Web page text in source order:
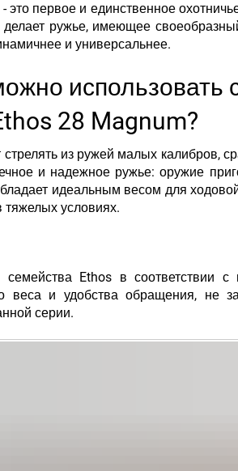
-это первое и единственное
делает ружье, имеющее
и универсальнее.
использовать
28 Magnum?
из ружей малых калибров,
и надежное ружье: оружие
идеальным весом для
условиях.
Ethos в соответствии
веса и удобства обращения, не
серии.